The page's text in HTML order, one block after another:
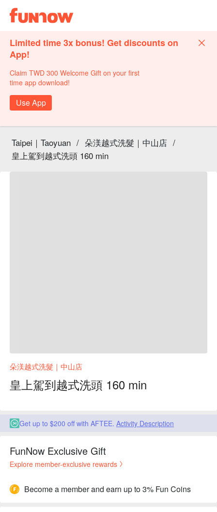
Limited time 3x bonus! Get discounts on
App!
Claim TWD 300 Welcome Gift on your first
time app download!
Use App
Taipei｜Taoyuan / 朵渼越式洗髮｜中山店 /
皇上駕到越式洗頭 160 min
朵渼越式洗髮｜中山店
皇上駕到越式洗頭 160 min
Get up to $200 off with AFTEE. Activity Description
FunNow Exclusive Gift
Explore member-exclusive rewards
Become a member and earn up to 3% Fun Coins